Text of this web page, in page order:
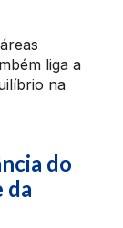
liga a
na
do
da